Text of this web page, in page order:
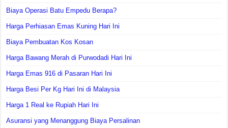
Biaya Operasi Batu Empedu Berapa?
Harga Perhiasan Emas Kuning Hari Ini
Biaya Pembuatan Kos Kosan
Harga Bawang Merah di Purwodadi Hari Ini
Harga Emas 916 di Pasaran Hari Ini
Harga Besi Per Kg Hari Ini di Malaysia
Harga 1 Real ke Rupiah Hari Ini
Asuransi yang Menanggung Biaya Persalinan